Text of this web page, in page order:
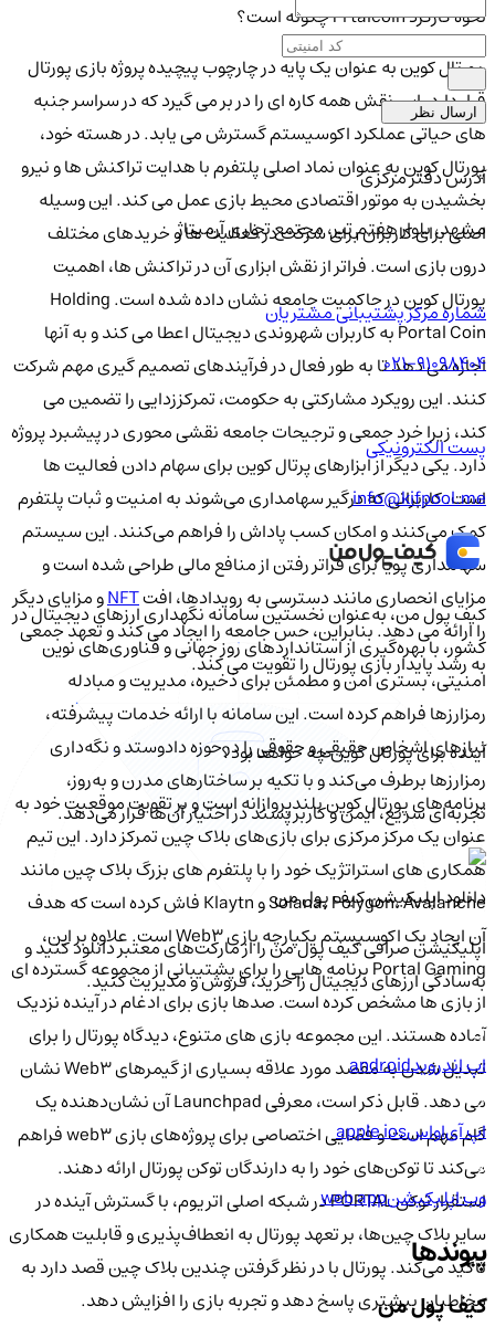
نحوه کارکرد Prtalcoin چگونه است؟
پورتال کوین به عنوان یک پایه در چارچوب پیچیده پروژه بازی پورتال
قرار دارد. این نقش همه کاره ای را در بر می گیرد که در سراسر جنبه
های حیاتی عملکرد اکوسیستم گسترش می یابد. در هسته خود،
پورتال کوین به عنوان نماد اصلی پلتفرم با هدایت تراکنش ها و نیرو
بخشیدن به موتور اقتصادی محیط بازی عمل می کند. این وسیله
اصلی برای کاربران برای شرکت در فعالیت ها و خریدهای مختلف
درون بازی است. فراتر از نقش ابزاری آن در تراکنش ها، اهمیت
پورتال کوین در حاکمیت جامعه نشان داده شده است. Holding
Portal Coin به کاربران شهروندی دیجیتال اعطا می کند و به آنها
اجازه می دهد تا به طور فعال در فرآیندهای تصمیم گیری مهم شرکت
کنند. این رویکرد مشارکتی به حکومت، تمرکززدایی را تضمین می
کند، زیرا خرد جمعی و ترجیحات جامعه نقشی محوری در پیشبرد پروژه
دارد. یکی دیگر از ابزارهای پرتال کوین برای سهام دادن فعالیت ها
است. کاربرانی که درگیر سهامداری می‌شوند به امنیت و ثبات پلتفرم
کمک می‌کنند و امکان کسب پاداش را فراهم می‌کنند. این سیستم
سهامداری پویا برای فراتر رفتن از منافع مالی طراحی شده است و
مزایای انحصاری مانند دسترسی به رویدادها، افتNFTو مزایای دیگر
را ارائه می دهد. بنابراین، حس جامعه را ایجاد می کند و تعهد جمعی
به رشد پایدار بازی پورتال را تقویت می کند.
آینده برای پورتال کوین چه خواهد بود؟
برنامه‌های پورتال کوین بلندپروازانه است و بر تقویت موقعیت خود به
عنوان یک مرکز مرکزی برای بازی‌های بلاک چین تمرکز دارد. این تیم
همکاری های استراتژیک خود را با پلتفرم های بزرگ بلاک چین مانند
Solana، Polygon، Avalanche و Klaytn فاش کرده است که هدف
آن ایجاد یک اکوسیستم یکپارچه بازی Web3 است. علاوه بر این،
Portal Gaming برنامه هایی را برای پشتیبانی از مجموعه گسترده ای
از بازی ها مشخص کرده است. صدها بازی برای ادغام در آینده نزدیک
آماده هستند. این مجموعه بازی های متنوع، دیدگاه پورتال را برای
تبدیل شدن به مقصد مورد علاقه بسیاری از گیمرهای Web3 نشان
می دهد. قابل ذکر است، معرفی Launchpad آن نشان‌دهنده یک
گام مهم است و فضایی اختصاصی برای پروژه‌های بازی web3 فراهم
می‌کند تا توکن‌های خود را به دارندگان توکن پورتال ارائه دهند.
استقرار توکن PORTAL در شبکه اصلی اتریوم، با گسترش آینده در
سایر بلاک چین‌ها، بر تعهد پورتال به انعطاف‌پذیری و قابلیت همکاری
تأکید می‌کند. پورتال با در نظر گرفتن چندین بلاک چین قصد دارد به
مخاطبان بیشتری پاسخ دهد و تجربه بازی را افزایش دهد.
ارسال نظر
آدرس دفتر مرکزی
مشهد، بلوار هفتم تیر، مجتمع تجاری آرمیتاژ
شماره مرکز پشتیبانی مشتریان
021-91098404
پست الکترونیکی
info@kifpool.me
کیف‌ پول من، به‌عنوان نخستین سامانه نگهداری ارزهای دیجیتال در
کشور، با بهره‌گیری از استانداردهای روز جهانی و فناوری‌های نوین
امنیتی، بستری امن و مطمئن برای ذخیره، مدیریت و مبادله
رمزارزها فراهم کرده است. این سامانه با ارائه خدمات پیشرفته،
نیازهای اشخاص حقیقی و حقوقی را در حوزه دادوستد و نگه‌داری
رمزارزها برطرف می‌کند و با تکیه بر ساختارهای مدرن و به‌روز،
تجربه‌ای سریع، ایمن و کاربرپسند در اختیار آن‌ها قرار می‌دهد.
دانلود اپلیکیشن کیف‌ پول من
اپلیکیشن صرافی کیف پول من را از مارکت‌های معتبر دانلود کنید و
به‌سادگی ارزهای دیجیتال را خرید، فروش و مدیریت کنید.
اپ اندرویدandroid
اپ آی‌او‌اسapple ios
وب اپلیکیشنweb app
پیوندها
کیف پول من